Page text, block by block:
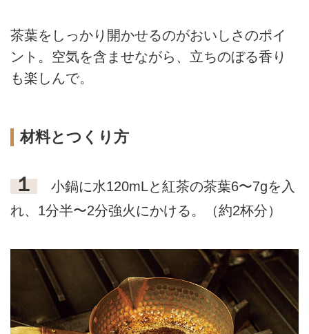
茶葉をしっかり開かせるのがおいしさのポイ
ント。空気を含ませながら、立ちのぼる香り
も楽しんで。
材料とつくり方
１
小鍋に水120mLと紅茶の茶葉6〜7gを入
れ、1分半〜2分強火にかける。（約2杯分）